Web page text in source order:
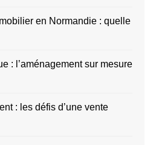
en Normandie : quelle
: l’aménagement sur mesure
: les défis d’une vente